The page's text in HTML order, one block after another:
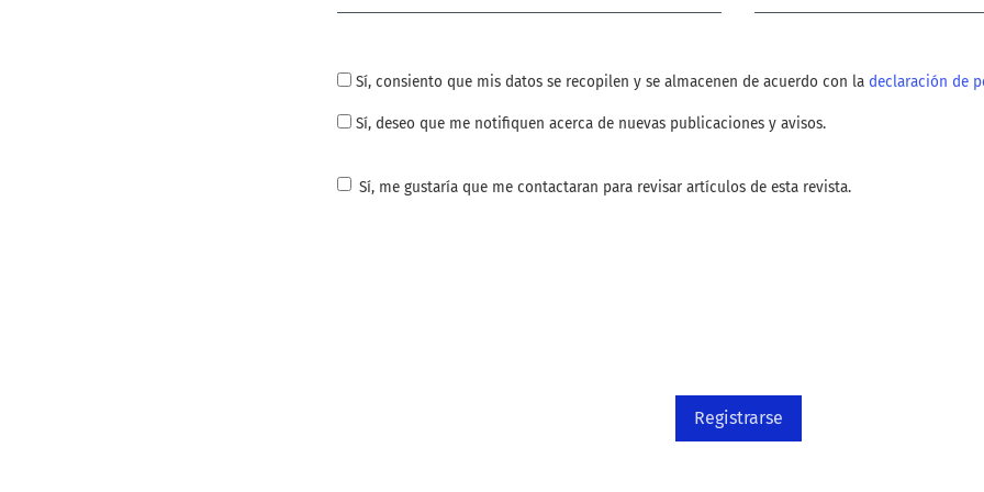
Sí, consiento que mis datos se recopilen y se almacenen de acuerdo con la declaración de
Sí, deseo que me notifiquen acerca de nuevas publicaciones y avisos.
Sí, me gustaría que me contactaran para revisar artículos de esta revista.
Registrarse